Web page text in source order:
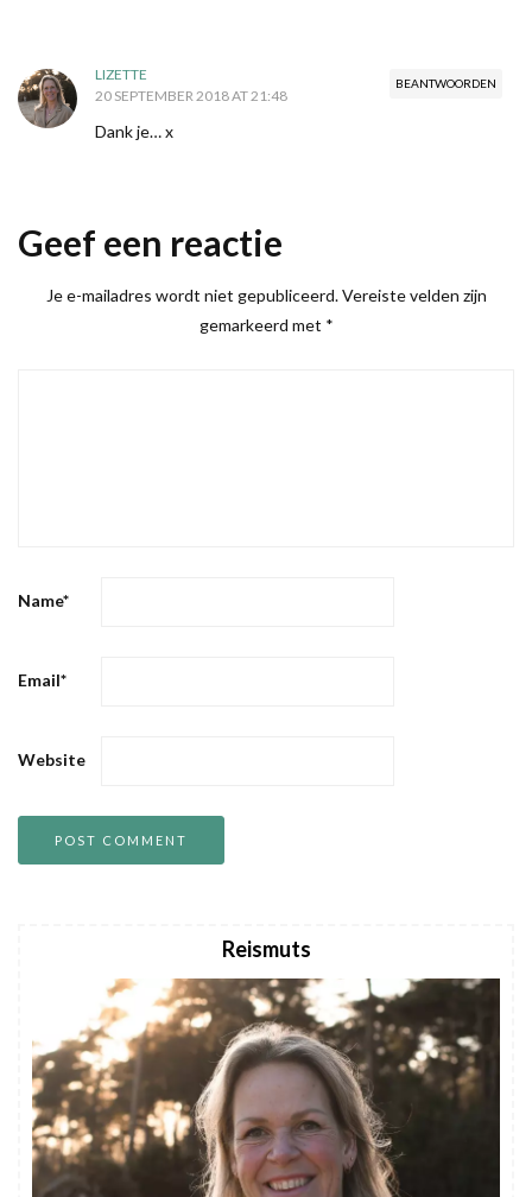
BEANTWOORDEN
LIZETTE
20 SEPTEMBER 2018 AT 21:48
Dank je… x
Geef een reactie
Je e-mailadres wordt niet gepubliceerd. Vereiste velden zijn
gemarkeerd met *
Name*
Email*
Website
Reismuts